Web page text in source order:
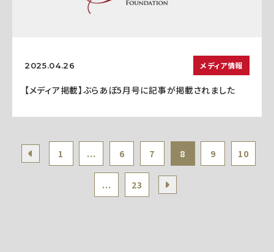
2025.04.26 メディア情報
【メディア掲載】ぶらあぼ5月号に記事が掲載されました
1 ... 6 7 8 9 10
... 23